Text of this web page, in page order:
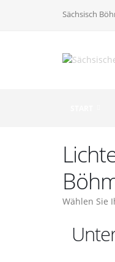
Sächsisch
Wählen Sie